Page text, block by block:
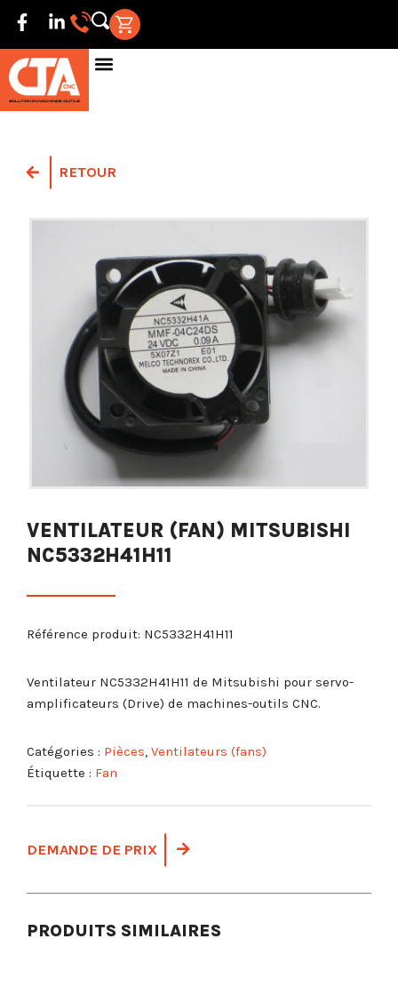
RETOUR
VENTILATEUR (FAN) MITSUBISHI
NC5332H41H11
Référence produit: NC5332H41H11
Ventilateur NC5332H41H11 de Mitsubishi pour servo-
amplificateurs (Drive) de machines-outils CNC.
Catégories : Pièces, Ventilateurs (fans)
Étiquette : Fan
DEMANDE DE PRIX
PRODUITS SIMILAIRES